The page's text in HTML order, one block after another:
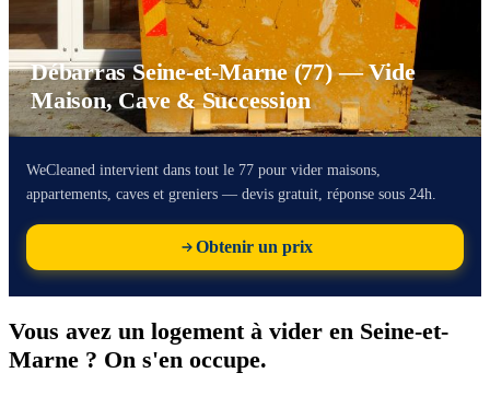
Débarras Seine-et-Marne (77) — Vide
Maison, Cave & Succession
WeCleaned intervient dans tout le 77 pour vider maisons,
appartements, caves et greniers — devis gratuit, réponse sous 24h.
Obtenir un prix
Vous avez un logement à vider en Seine-et-
Marne ? On s'en occupe.